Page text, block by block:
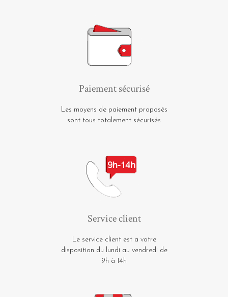
Paiement sécurisé
Les moyens de paiement proposés
sont tous totalement sécurisés
Service client
Le service client est a votre
disposition du lundi au vendredi de
9h à 14h